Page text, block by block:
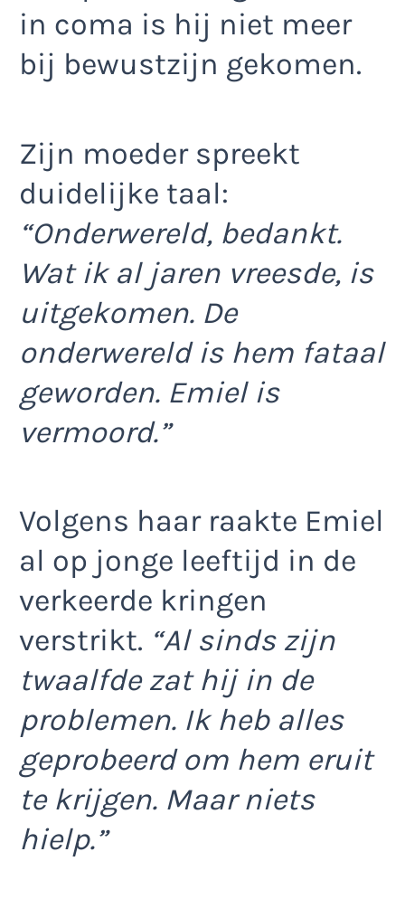
in coma is hij niet meer
bij bewustzijn gekomen.
Zijn moeder spreekt
duidelijke taal:
“Onderwereld, bedankt.
Wat ik al jaren vreesde, is
uitgekomen. De
onderwereld is hem fataal
geworden. Emiel is
vermoord.”
Volgens haar raakte Emiel
al op jonge leeftijd in de
verkeerde kringen
verstrikt. “Al sinds zijn
twaalfde zat hij in de
problemen. Ik heb alles
geprobeerd om hem eruit
te krijgen. Maar niets
hielp.”